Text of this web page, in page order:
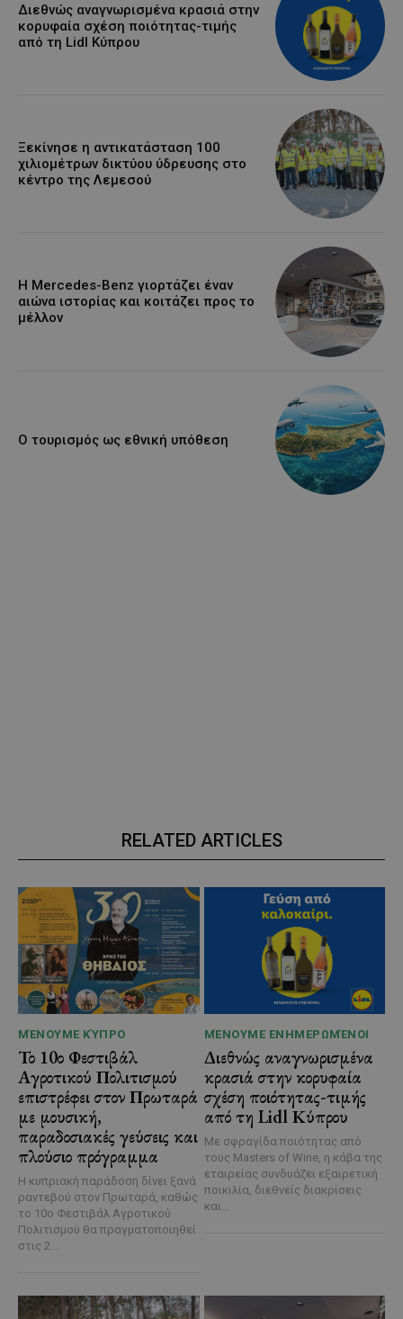
Διεθνώς αναγνωρισμένα κρασιά στην
κορυφαία σχέση ποιότητας-τιμής
από τη Lidl Κύπρου
Ξεκίνησε η αντικατάσταση 100
χιλιομέτρων δικτύου ύδρευσης στο
κέντρο της Λεμεσού
Η Mercedes-Benz γιορτάζει έναν
αιώνα ιστορίας και κοιτάζει προς το
μέλλον
Ο τουρισμός ως εθνική υπόθεση
RELATED ARTICLES
ΜΈΝΟΥΜΕ ΚΎΠΡΟ
Το 10ο Φεστιβάλ
Αγροτικού Πολιτισμού
επιστρέφει στον Πρωταρά
με μουσική,
παραδοσιακές γεύσεις και
πλούσιο πρόγραμμα
Η κυπριακή παράδοση δίνει ξανά
ραντεβού στον Πρωταρά, καθώς
το 10ο Φεστιβάλ Αγροτικού
Πολιτισμού θα πραγματοποιηθεί
στις 2...
ΜΈΝΟΥΜΕ ΕΝΗΜΕΡΩΜΈΝΟΙ
Διεθνώς αναγνωρισμένα
κρασιά στην κορυφαία
σχέση ποιότητας-τιμής
από τη Lidl Κύπρου
Με σφραγίδα ποιότητας από
τους Masters of Wine, η κάβα της
εταιρείας συνδυάζει εξαιρετική
ποικιλία, διεθνείς διακρίσεις
και...